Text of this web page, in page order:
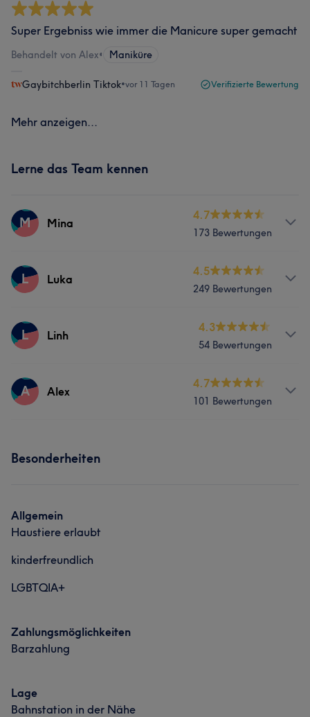
Super Ergebniss wie immer die Manicure super gemacht
Behandelt von Alex• Maniküre
Gaybitchberlin Tiktok•vor 11 Tagen Verifizierte Bewertung
Mehr anzeigen...
Lerne das Team kennen
M Mina
4.7
173 Bewertungen
Services
Portfolio
L Luka
4.5
249 Bewertungen
Services
Haarentfernung
Was unsere Kunden über Luka sagen
Gründlich 5
L Linh
4.3
54 Bewertungen
Services
Portfolio
A Alex
4.7
101 Bewertungen
Was unsere Kunden über Alex sagen
Besonderheiten
Allgemein
Haustiere erlaubt
kinderfreundlich
LGBTQIA+
Zahlungsmöglichkeiten
Barzahlung
Lage
Bahnstation in der Nähe